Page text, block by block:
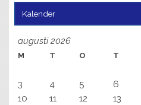
Kalender
augusti 2026
M T O T
3
4 5 6
10
11 12 13